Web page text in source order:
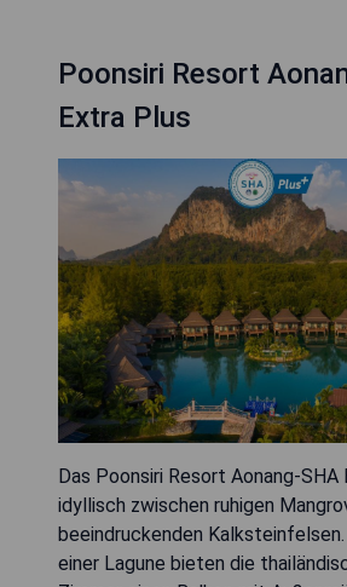
Poonsiri Resort
Extra Plus
Das Poonsiri Resort Aonang-
idyllisch zwischen ruhigen
beeindruckenden
einer Lagune bieten die